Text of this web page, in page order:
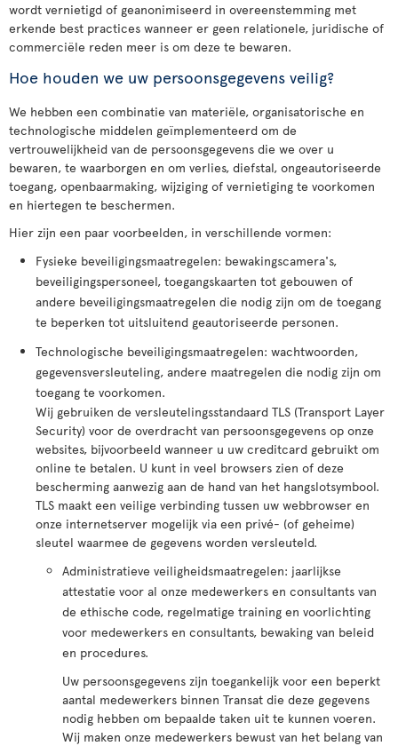
wordt vernietigd of geanonimiseerd in overeenstemming met
erkende best practices wanneer er geen relationele, juridische of
commerciële reden meer is om deze te bewaren.
Hoe houden we uw persoonsgegevens veilig?
We hebben een combinatie van materiële, organisatorische en
technologische middelen geïmplementeerd om de
vertrouwelijkheid van de persoonsgegevens die we over u
bewaren, te waarborgen en om verlies, diefstal, ongeautoriseerde
toegang, openbaarmaking, wijziging of vernietiging te voorkomen
en hiertegen te beschermen.
Hier zijn een paar voorbeelden, in verschillende vormen:
Fysieke beveiligingsmaatregelen: bewakingscamera's,
beveiligingspersoneel, toegangskaarten tot gebouwen of
andere beveiligingsmaatregelen die nodig zijn om de toegang
te beperken tot uitsluitend geautoriseerde personen.
Technologische beveiligingsmaatregelen: wachtwoorden,
gegevensversleuteling, andere maatregelen die nodig zijn om
toegang te voorkomen.
Wij gebruiken de versleutelingsstandaard TLS (Transport Layer
Security) voor de overdracht van persoonsgegevens op onze
websites, bijvoorbeeld wanneer u uw creditcard gebruikt om
online te betalen. U kunt in veel browsers zien of deze
bescherming aanwezig aan de hand van het hangslotsymbool.
TLS maakt een veilige verbinding tussen uw webbrowser en
onze internetserver mogelijk via een privé- (of geheime)
sleutel waarmee de gegevens worden versleuteld.
Administratieve veiligheidsmaatregelen: jaarlijkse
attestatie voor al onze medewerkers en consultants van
de ethische code, regelmatige training en voorlichting
voor medewerkers en consultants, bewaking van beleid
en procedures.
Uw persoonsgegevens zijn toegankelijk voor een beperkt
aantal medewerkers binnen Transat die deze gegevens
nodig hebben om bepaalde taken uit te kunnen voeren.
Wij maken onze medewerkers bewust van het belang van